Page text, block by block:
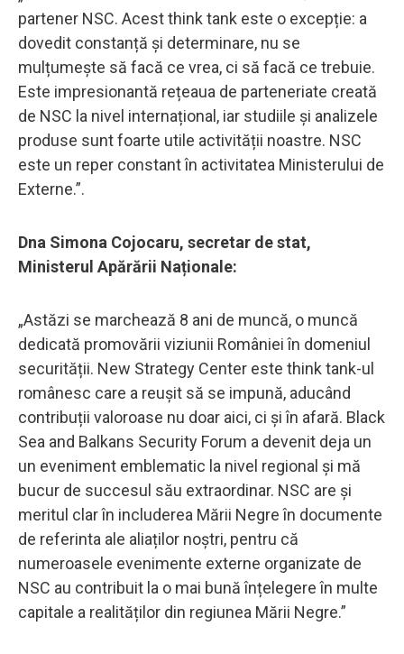
partener NSC. Acest think tank este o excepție: a
dovedit constanță și determinare, nu se
mulțumește să facă ce vrea, ci să facă ce trebuie.
Este impresionantă rețeaua de parteneriate creată
de NSC la nivel internațional, iar studiile și analizele
produse sunt foarte utile activității noastre. NSC
este un reper constant în activitatea Ministerului de
Externe.”.
Dna Simona Cojocaru, secretar de stat,
Ministerul Apărării Naționale:
„Astăzi se marchează 8 ani de muncă, o muncă
dedicată promovării viziunii României în domeniul
securității. New Strategy Center este think tank-ul
românesc care a reușit să se impună, aducând
contribuții valoroase nu doar aici, ci și în afară. Black
Sea and Balkans Security Forum a devenit deja un
un eveniment emblematic la nivel regional și mă
bucur de succesul său extraordinar. NSC are și
meritul clar în includerea Mării Negre în documente
de referinta ale aliaților noștri, pentru că
numeroasele evenimente externe organizate de
NSC au contribuit la o mai bună înțelegere în multe
capitale a realităților din regiunea Mării Negre.”